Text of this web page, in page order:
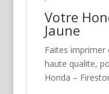
Votre
Jaune
Faites imprimer
haute qualite,
Honda –